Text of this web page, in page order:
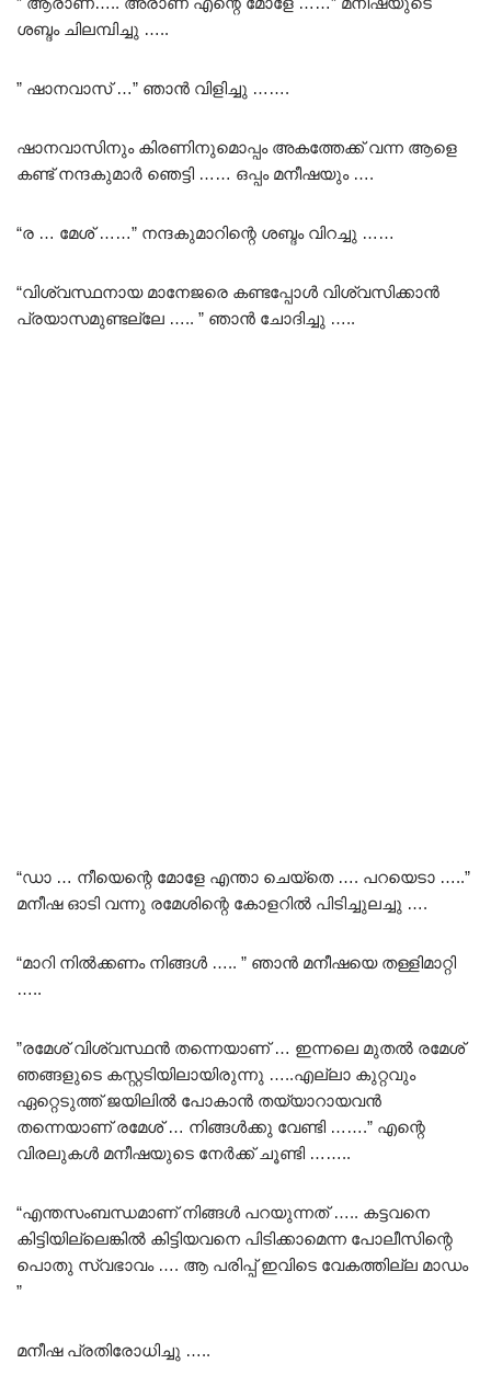
ശബ്ദം ചിലമ്പിച്ചു …..
” ഷാനവാസ് …” ഞാൻ വിളിച്ചു …….
ഷാനവാസിനും കിരണിനുമൊപ്പം അകത്തേക്ക് വന്ന ആളെ
കണ്ട് നന്ദകുമാർ ഞെട്ടി …… ഒപ്പം മനീഷയും ….
“ര … മേശ് ……” നന്ദകുമാറിന്റെ ശബ്ദം വിറച്ചു ……
“വിശ്വസ്ഥനായ മാനേജരെ കണ്ടപ്പോൾ വിശ്വസിക്കാൻ
പ്രയാസമുണ്ടല്ലേ ….. ” ഞാൻ ചോദിച്ചു …..
“ഡാ … നീയെന്റെ മോളേ എന്താ ചെയ്തെ …. പറയെടാ …..”
മനീഷ ഓടി വന്നു രമേശിന്റെ കോളറിൽ പിടിച്ചുലച്ചു ….
“മാറി നിൽക്കണം നിങ്ങൾ ….. ” ഞാൻ മനീഷയെ തള്ളിമാറ്റി
…..
”രമേശ് വിശ്വസ്ഥൻ തന്നെയാണ് … ഇന്നലെ മുതൽ രമേശ്
ഞങ്ങളുടെ കസ്റ്റടിയിലായിരുന്നു …..എല്ലാ കുറ്റവും
ഏറ്റെടുത്ത് ജയിലിൽ പോകാൻ തയ്യാറായവൻ
തന്നെയാണ് രമേശ് … നിങ്ങൾക്കു വേണ്ടി …….” എന്റെ
വിരലുകൾ മനീഷയുടെ നേർക്ക് ചൂണ്ടി ……..
“എന്തസംബന്ധമാണ് നിങ്ങൾ പറയുന്നത് ….. കട്ടവനെ
കിട്ടിയില്ലെങ്കിൽ കിട്ടിയവനെ പിടിക്കാമെന്ന പോലീസിന്റെ
പൊതു സ്വഭാവം …. ആ പരിപ്പ് ഇവിടെ വേകത്തില്ല മാഡം
”
മനീഷ പ്രതിരോധിച്ചു …..